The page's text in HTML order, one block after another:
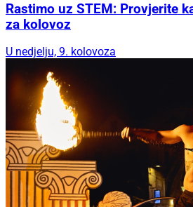
Rastimo uz STEM: Provjerite
za kolovoz
U nedjelju, 9. kolovoza